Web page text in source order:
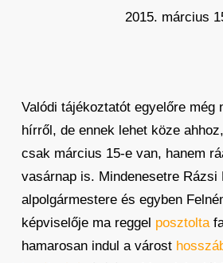
2015. március
Valódi tájékoztatót egyelőre még
hírről, de ennek lehet köze
csak március 15-e van, hanem
vasárnap is. Mindenesetre Rázsi
alpolgármestere és egyben
képviselője ma reggel posztolta
hamarosan indul a várost